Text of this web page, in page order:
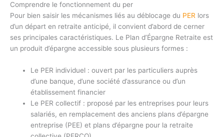
Comprendre le fonctionnement du per
Pour bien saisir les mécanismes liés au déblocage du PER lors
d’un départ en retraite anticipé, il convient d’abord de cerner
ses principales caractéristiques. Le Plan d’Épargne Retraite est
un produit d’épargne accessible sous plusieurs formes :
Le PER individuel : ouvert par les particuliers auprès
d’une banque, d’une société d’assurance ou d’un
établissement financier
Le PER collectif : proposé par les entreprises pour leurs
salariés, en remplacement des anciens plans d’épargne
entreprise (PEE) et plans d’épargne pour la retraite